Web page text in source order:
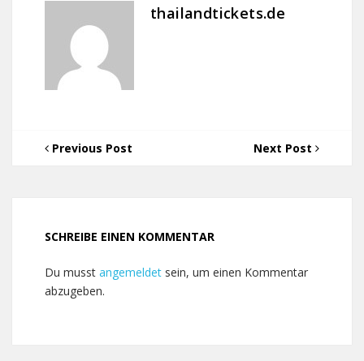
thailandtickets.de
Previous Post Next Post
SCHREIBE EINEN KOMMENTAR
Du musst angemeldet sein, um einen Kommentar
abzugeben.